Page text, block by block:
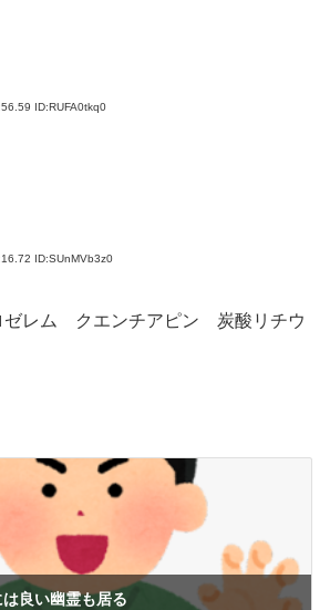
ID:RUFA0tkq0
ID:SUnMVb3z0
ゼレム クエンチアピン 炭酸リチウ
は良い幽霊も居る